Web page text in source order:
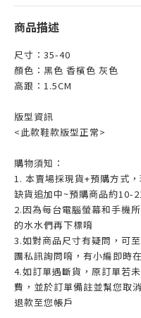
商品描述
尺寸：35-40
顏色：黑色 香檳色 灰色
高跟：1.5CM
版型資訊
<此款鞋款版型正常>
購物須知：
1. 本賣場採現貨+預購方式
缺貨追加中~預購商品約10-
2.因為每台電腦螢幕和手機
的水水們再下標唷
3.如對商品尺寸有疑問，可
團私訊詢問唷，有小編即時
4.如訂單遇斷貨，原訂單若
費，並於訂單備註並幫您取
退款至您帳戶